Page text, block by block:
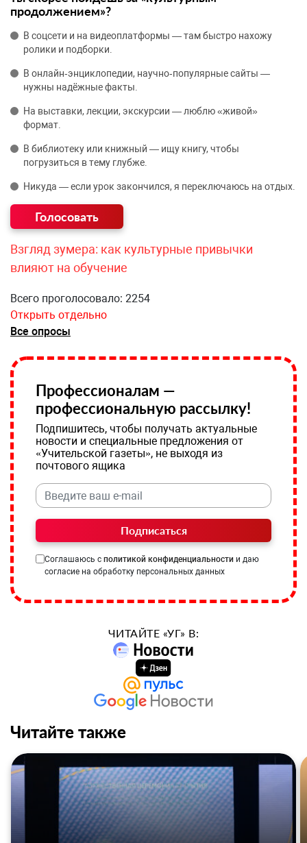
продолжением»?
В соцсети и на видеоплатформы — там быстро нахожу
ролики и подборки.
В онлайн‑энциклопедии, научно‑популярные сайты —
нужны надёжные факты.
На выставки, лекции, экскурсии — люблю «живой»
формат.
В библиотеку или книжный — ищу книгу, чтобы
погрузиться в тему глубже.
Никуда — если урок закончился, я переключаюсь на отдых.
Взгляд зумера: как культурные привычки
влияют на обучение
Всего проголосовало: 2254
Открыть отдельно
Все опросы
Профессионалам —
профессиональную рассылку!
Подпишитесь, чтобы получать актуальные
новости и специальные предложения от
«Учительской газеты», не выходя из
почтового ящика
Подписаться
Соглашаюсь с политикой конфиденциальности и даю
согласие на обработку персональных данных
ЧИТАЙТЕ «УГ» В:
Читайте также